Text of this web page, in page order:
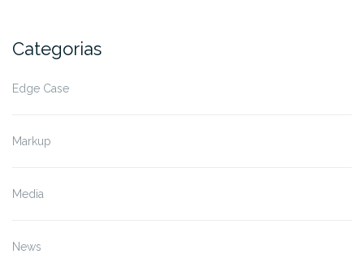
Categorias
Edge Case
Markup
Media
News